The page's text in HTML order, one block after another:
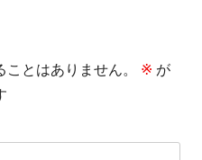
とはありません。 ※ が